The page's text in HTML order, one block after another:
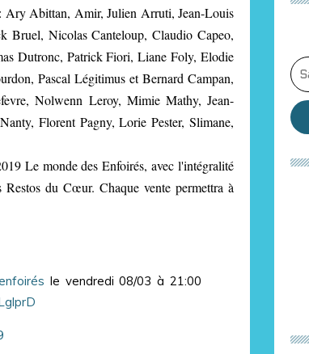
: Ary Abittan, Amir, Julien Arruti, Jean-Louis
Bruel, Nicolas Canteloup, Claudio Capeo,
Dutronc, Patrick Fiori, Liane Foly, Elodie
Pascal Légitimus et Bernard Campan,
Nolwenn Leroy, Mimie Mathy, Jean-
Florent Pagny, Lorie Pester, Slimane,
Le monde des Enfoirés, avec l'intégralité
du Cœur. Chaque vente permettra à
le vendredi 08/03 à 21:00